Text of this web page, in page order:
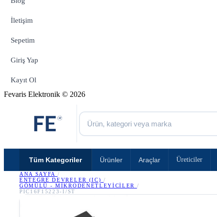
İletişim
Sepetim
Giriş Yap
Kayıt Ol
Fevaris Elektronik © 2026
Tüm Kategoriler Ürünler Araçlar Üreticiler
ANA SAYFA /
ENTEGRE DEVRELER (IC) /
GÖMÜLÜ - MIKRODENETLEYICILER
/
PIC16F15223-I/ST